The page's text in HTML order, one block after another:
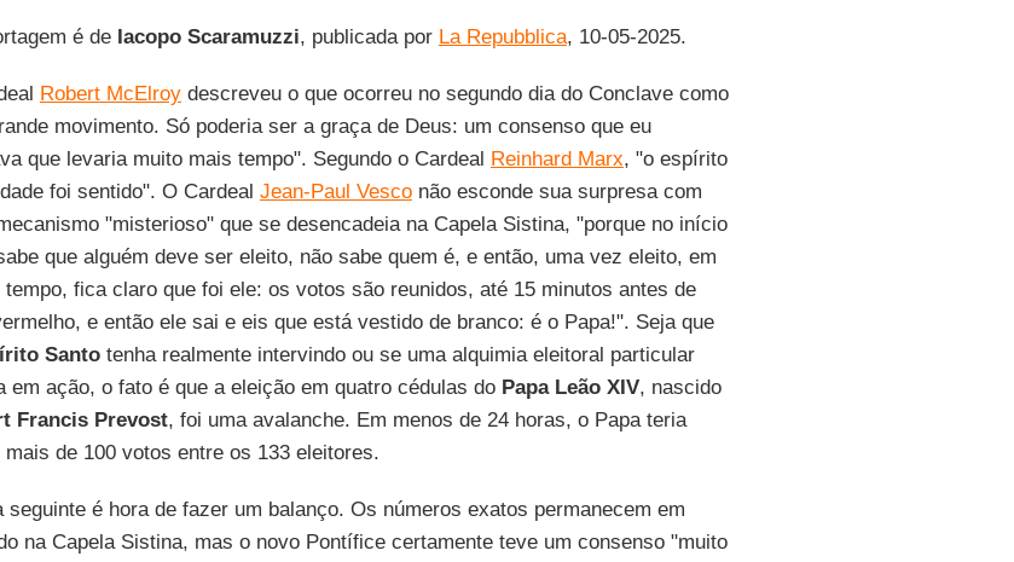
é de Iacopo Scaramuzzi, publicada por La Repubblica, 10-05-2025.
Robert McElroydescreveu o que ocorreu no segundo dia do Conclave como
movimento. Só poderia ser a graça de Deus: um consenso que eu
que levaria muito mais tempo". Segundo o Cardeal Reinhard Marx, "o espírito
foi sentido". O Cardeal Jean-Paul Vesconão esconde sua surpresa com
"misterioso" que se desencadeia na Capela Sistina, "porque no início
que alguém deve ser eleito, não sabe quem é, e então, uma vez eleito, em
tempo, fica claro que foi ele: os votos são reunidos, até 15 minutos antes de
e então ele sai e eis que está vestido de branco: é o Papa!". Seja que
Santotenha realmente intervindo ou se uma alquimia eleitoral particular
em ação, o fato é que a eleição em quatro cédulas do Papa Leão XIV, nascido
Francis Prevost, foi uma avalanche. Em menos de 24 horas, o Papa teria
mais de 100 votos entre os 133 eleitores.
seguinte é hora de fazer um balanço. Os números exatos permanecem em
na Capela Sistina, mas o novo Pontífice certamente teve um consenso "muito